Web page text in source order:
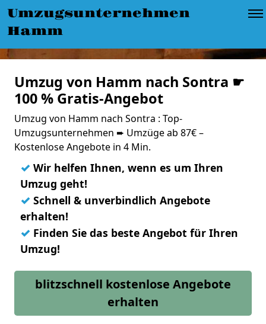
Umzugsunternehmen
Hamm
Umzug von Hamm nach Sontra ☛
100 % Gratis-Angebot
Umzug von Hamm nach Sontra : Top-
Umzugsunternehmen ➨ Umzüge ab 87€ –
Kostenlose Angebote in 4 Min.
✓ Wir helfen Ihnen, wenn es um Ihren
Umzug geht!
✓ Schnell & unverbindlich Angebote
erhalten!
✓ Finden Sie das beste Angebot für Ihren
Umzug!
blitzschnell kostenlose Angebote
erhalten